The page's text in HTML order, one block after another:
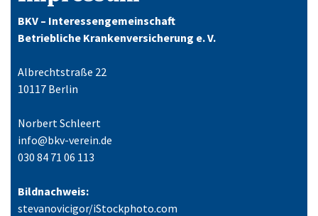
BKV – Interessengemeinschaft
Betriebliche Krankenversicherung e. V.
Albrechtstraße 22
10117 Berlin
Norbert Schleert
info@bkv-verein.de
030 84 71 06 113
Bildnachweis:
stevanovicigor/iStockphoto.com